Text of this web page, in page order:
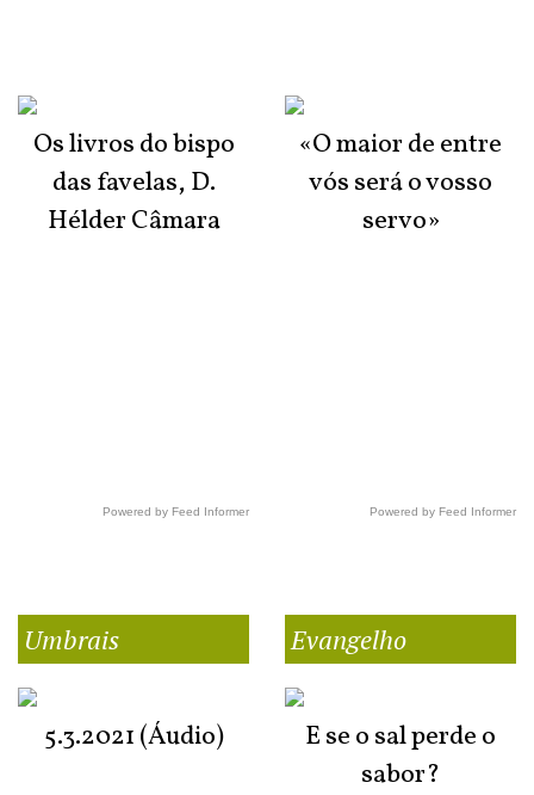
Os livros do bispo
das favelas, D.
Hélder Câmara
Powered by Feed Informer
«O maior de entre
vós será o vosso
servo»
Powered by Feed Informer
Umbrais
5.3.2021 (Áudio)
Evangelho
E se o sal perde o
sabor?